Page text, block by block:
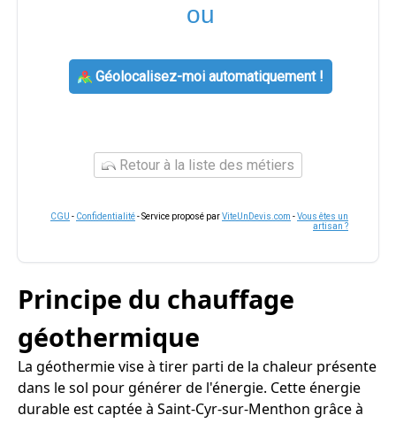
ou
Géolocalisez-moi automatiquement !
Retour à la liste des métiers
CGU - Confidentialité- Service proposé parViteUnDevis.com -Vous êtes un
artisan ?
Principe du chauffage
géothermique
La géothermie vise à tirer parti de la chaleur présente
dans le sol pour générer de l'énergie. Cette énergie
durable est captée à Saint-Cyr-sur-Menthon grâce à